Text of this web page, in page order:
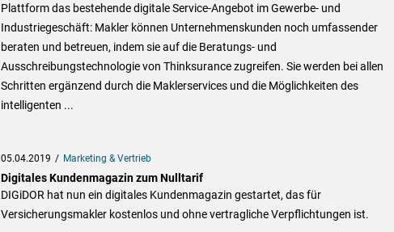
Plattform das bestehende digitale Service-Angebot im Gewerbe- und
Industriegeschäft: Makler können Unternehmenskunden noch umfassender
beraten und betreuen, indem sie auf die Beratungs- und
Ausschreibungstechnologie von Thinksurance zugreifen. Sie werden bei allen
Schritten ergänzend durch die Maklerservices und die Möglichkeiten des
intelligenten ...
05.04.2019 Marketing & Vertrieb
Digitales Kundenmagazin zum Nulltarif
DIGiDOR hat nun ein digitales Kundenmagazin gestartet, das für
Versicherungsmakler kostenlos und ohne vertragliche Verpflichtungen ist.